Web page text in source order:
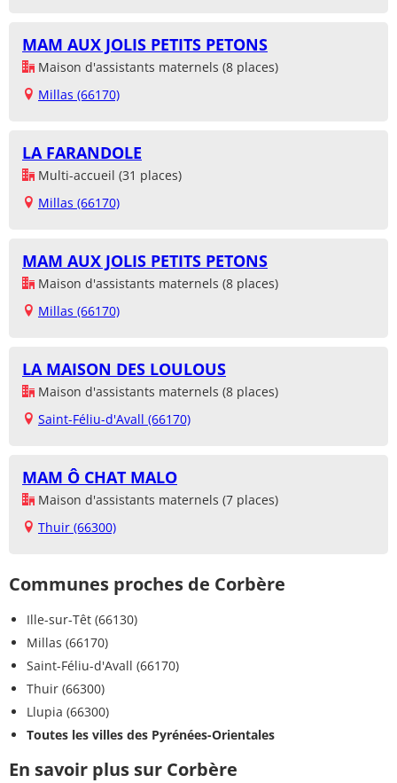
MAM AUX JOLIS PETITS PETONS
Maison d'assistants maternels (8 places)
Millas (66170)
LA FARANDOLE
Multi-accueil (31 places)
Millas (66170)
MAM AUX JOLIS PETITS PETONS
Maison d'assistants maternels (8 places)
Millas (66170)
LA MAISON DES LOULOUS
Maison d'assistants maternels (8 places)
Saint-Féliu-d'Avall (66170)
MAM Ô CHAT MALO
Maison d'assistants maternels (7 places)
Thuir (66300)
Communes proches de Corbère
Ille-sur-Têt (66130)
Millas (66170)
Saint-Féliu-d'Avall (66170)
Thuir (66300)
Llupia (66300)
Toutes les villes des Pyrénées-Orientales
En savoir plus sur Corbère